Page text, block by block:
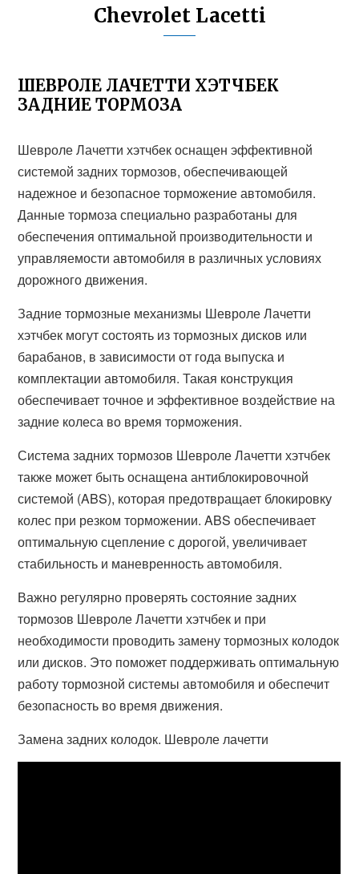
Chevrolet Lacetti
ШЕВРОЛЕ ЛАЧЕТТИ ХЭТЧБЕК
ЗАДНИЕ ТОРМОЗА
Шевроле Лачетти хэтчбек оснащен эффективной
системой задних тормозов, обеспечивающей
надежное и безопасное торможение автомобиля.
Данные тормоза специально разработаны для
обеспечения оптимальной производительности и
управляемости автомобиля в различных условиях
дорожного движения.
Задние тормозные механизмы Шевроле Лачетти
хэтчбек могут состоять из тормозных дисков или
барабанов, в зависимости от года выпуска и
комплектации автомобиля. Такая конструкция
обеспечивает точное и эффективное воздействие на
задние колеса во время торможения.
Система задних тормозов Шевроле Лачетти хэтчбек
также может быть оснащена антиблокировочной
системой (ABS), которая предотвращает блокировку
колес при резком торможении. ABS обеспечивает
оптимальную сцепление с дорогой, увеличивает
стабильность и маневренность автомобиля.
Важно регулярно проверять состояние задних
тормозов Шевроле Лачетти хэтчбек и при
необходимости проводить замену тормозных колодок
или дисков. Это поможет поддерживать оптимальную
работу тормозной системы автомобиля и обеспечит
безопасность во время движения.
Замена задних колодок. Шевроле лачетти